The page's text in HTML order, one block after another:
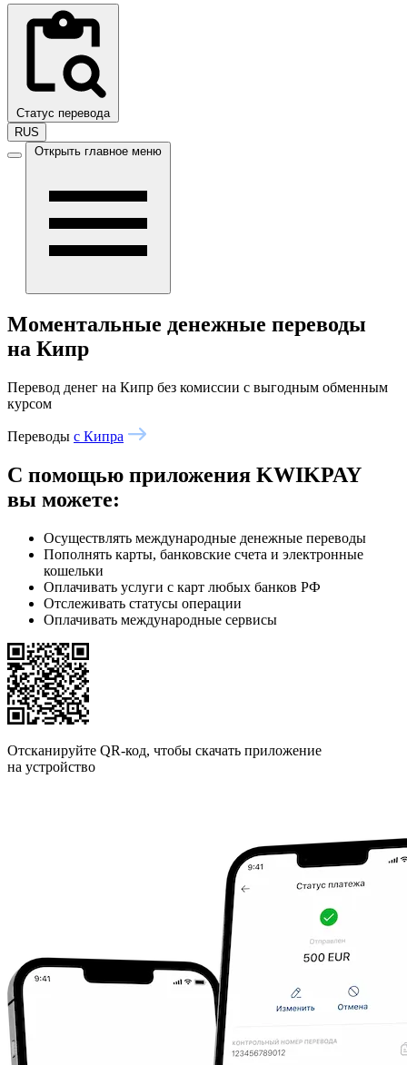
Статус перевода
RUS
Открыть главное меню
Моментальные денежные переводы
на Кипр
Перевод денег на Кипр без комиссии с выгодным обменным
курсом
Переводы с Кипра
С помощью приложения KWIKPAY
вы можете:
Осуществлять международные денежные переводы
Пополнять карты, банковские счета и электронные
кошельки
Оплачивать услуги с карт любых банков РФ
Отслеживать статусы операции
Оплачивать международные сервисы
Отсканируйте QR-код, чтобы скачать приложение
на устройство